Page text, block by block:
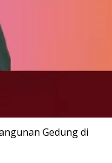
Gedung di